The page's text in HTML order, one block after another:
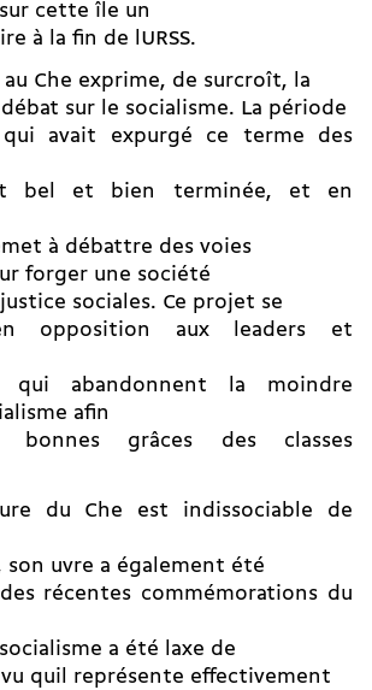
cette île un
à la fin de lURSS.
au Che exprime, de surcroît, la
sur le socialisme. La période
qui avait expurgé ce terme des
bel et bien terminée, et en
à débattre des voies
forger une société
sociales. Ce projet se
opposition aux leaders et
qui abandonnent la moindre
afin
bonnes grâces des classes
du Che est indissociable de
uvre a également été
récentes commémorations du
a été laxe de
quil représente effectivement